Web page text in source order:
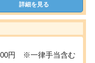
詳細を見る
円 ※一律手当含む